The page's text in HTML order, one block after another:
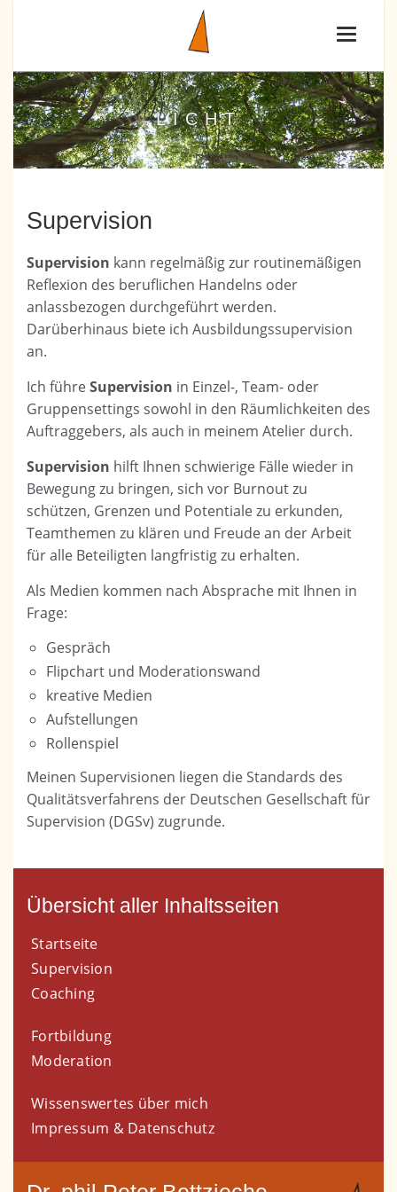
Toggle
LICHT
Supervision
Supervision kann regelmäßig zur routinemäßigen
Reflexion des beruflichen Handelns oder
anlassbezogen durchgeführt werden.
Darüberhinaus biete ich Ausbildungssupervision
an.
Ich führeSupervision in Einzel-, Team- oder
Gruppensettings sowohl in den Räumlichkeiten des
Auftraggebers, als auch in meinem Atelier durch.
Supervision hilft Ihnen schwierige Fälle wieder in
Bewegung zu bringen, sich vor Burnout zu
schützen, Grenzen und Potentiale zu erkunden,
Teamthemen zu klären und Freude an der Arbeit
für alle Beteiligten langfristig zu erhalten.
Als Medien kommen nach Absprache mit Ihnen in
Frage:
Gespräch
Flipchart und Moderationswand
kreative Medien
Aufstellungen
Rollenspiel
Meinen Supervisionen liegen die Standards des
Qualitätsverfahrens der Deutschen Gesellschaft für
Supervision (DGSv) zugrunde.
Übersicht aller Inhaltsseiten
Startseite
Supervision
Coaching
Fortbildung
Moderation
Wissenswertes über mich
Impressum & Datenschutz